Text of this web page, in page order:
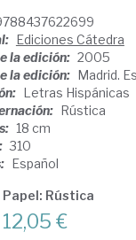
Ediciones Cátedra
la edición: 2005
la edición: Madrid.
Letras Hispánicas
Rústica
18 cm
310
Español
Papel: Rústica
12,05 €